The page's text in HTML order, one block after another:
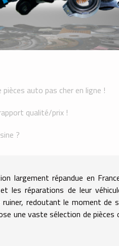
auto pas cher en ligne !
qualité/prix !
?
largement répandue en
les réparations de leur
redoutant le moment de
une vaste sélection de